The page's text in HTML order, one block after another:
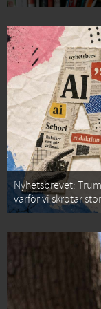
Nyhetsbrevet:
varför vi skrotar